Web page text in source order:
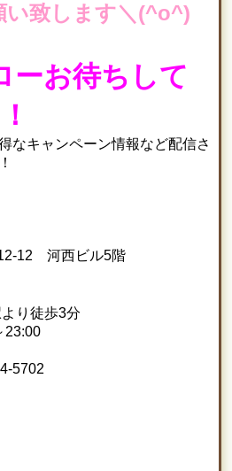
い致します＼(^o^)
ーお待ちして
なキャンペーン情報など配信さ
12 河西ビル5階
り徒歩3分
5702